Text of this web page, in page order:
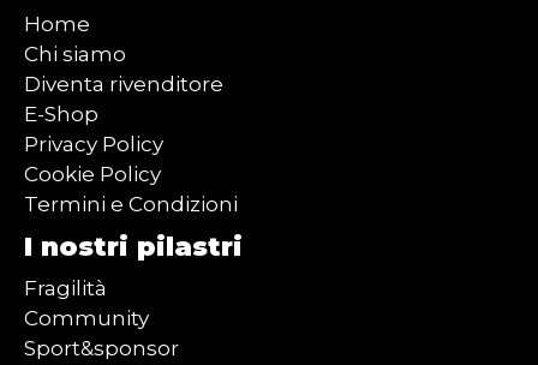
Home
Chi siamo
Diventa rivenditore
E-Shop
Privacy Policy
Cookie Policy
Termini e Condizioni
I nostri pilastri
Fragilità
Community
Sport&sponsor